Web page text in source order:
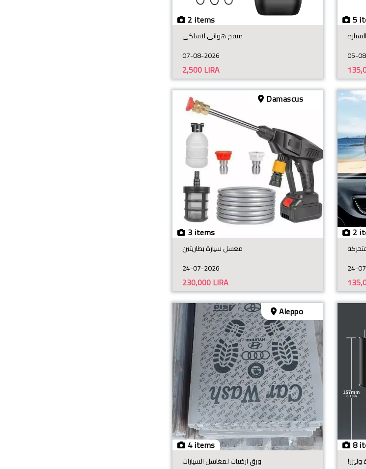
2 items
منفخ هوائي لاسلكي
07-08-2026
LIRA
2,500
5
05-
3 items
Damascus
مغسل سيارة بطاريتين
24-07-2026
LIRA
230,000
2
24-
4 items
Aleppo
ورق ارضيات لمغاسل السيارات
8